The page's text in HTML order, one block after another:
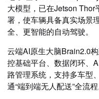
大模型，已在Jetson
署，使车辆具备真实场景
全、更智能的自动驾驶。
云端AI原生大脑Brain2.0
控基础平台、数据闭环、
路管理系统，支持多车型
通“端到端无人配送”全流程